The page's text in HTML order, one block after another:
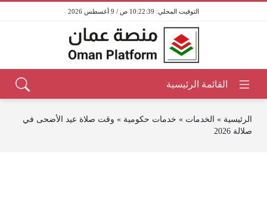
10:22:39 ص / 9 أغسطس 2026
الرئيسية » الخدمات » خدمات حكومية » وقت صلاة عيد الأضحى في
صلالة 2026